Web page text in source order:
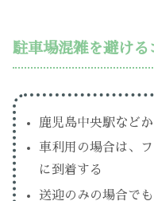
駐車場混雑を避ける
鹿児島中央駅など
車利用の場合は、
に到着する
送迎のみの場合で